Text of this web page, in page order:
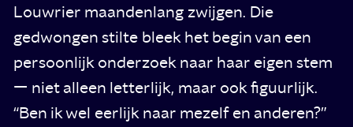
Louwrier maandenlang zwijgen. Die
gedwongen stilte bleek het begin van een
persoonlijk onderzoek naar haar eigen stem
— niet alleen letterlijk, maar ook figuurlijk.
“Ben ik wel eerlijk naar mezelf en anderen?”